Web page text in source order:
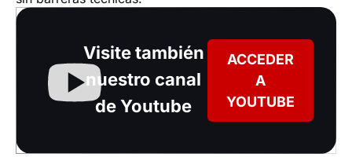
Visite también
nuestro canal
de Youtube
ACCEDER
A
YOUTUBE